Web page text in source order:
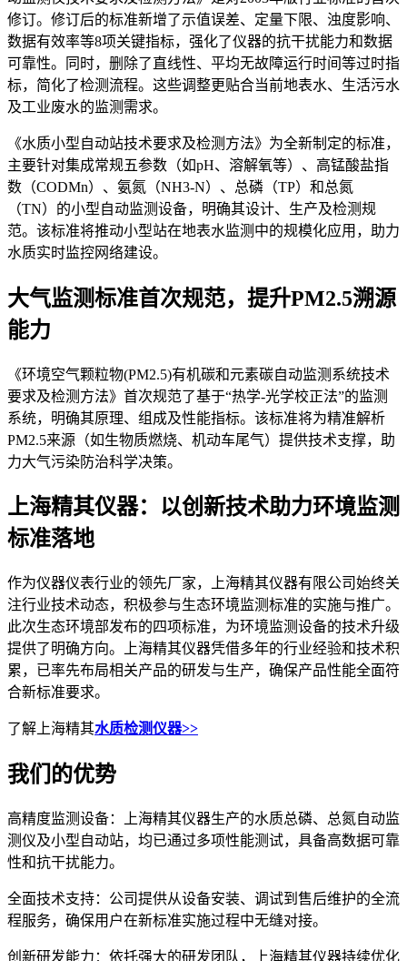
修订。修订后的标准新增了示值误差、定量下限、浊度影响、
数据有效率等8项关键指标，强化了仪器的抗干扰能力和数据
可靠性。同时，删除了直线性、平均无故障运行时间等过时指
标，简化了检测流程。这些调整更贴合当前地表水、生活污水
及工业废水的监测需求。
《水质小型自动站技术要求及检测方法》为全新制定的标准，
主要针对集成常规五参数（如pH、溶解氧等）、高锰酸盐指
数（CODMn）、氨氮（NH3-N）、总磷（TP）和总氮
（TN）的小型自动监测设备，明确其设计、生产及检测规
范。该标准将推动小型站在地表水监测中的规模化应用，助力
水质实时监控网络建设。
大气监测标准首次规范，提升PM2.5溯源
能力
《环境空气颗粒物(PM2.5)有机碳和元素碳自动监测系统技术
要求及检测方法》首次规范了基于“热学-光学校正法”的监测
系统，明确其原理、组成及性能指标。该标准将为精准解析
PM2.5来源（如生物质燃烧、机动车尾气）提供技术支撑，助
力大气污染防治科学决策。
上海精其仪器：以创新技术助力环境监测
标准落地
作为仪器仪表行业的领先厂家，上海精其仪器有限公司始终关
注行业技术动态，积极参与生态环境监测标准的实施与推广。
此次生态环境部发布的四项标准，为环境监测设备的技术升级
提供了明确方向。上海精其仪器凭借多年的行业经验和技术积
累，已率先布局相关产品的研发与生产，确保产品性能全面符
合新标准要求。
了解上海精其水质检测仪器>>
我们的优势
高精度监测设备：上海精其仪器生产的水质总磷、总氮自动监
测仪及小型自动站，均已通过多项性能测试，具备高数据可靠
性和抗干扰能力。
全面技术支持：公司提供从设备安装、调试到售后维护的全流
程服务，确保用户在新标准实施过程中无缝对接。
创新研发能力：依托强大的研发团队，上海精其仪器持续优化